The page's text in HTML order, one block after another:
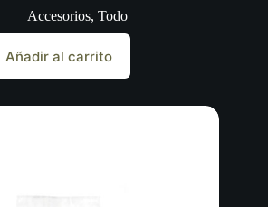
Accesorios, Todo
Añadir al carrito